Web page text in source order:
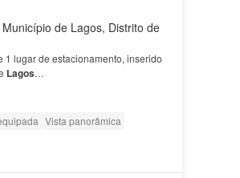
de Lagos, Distrito de
1 lugar de estacionamento, inserido
Lagos…
Vista panorâmica